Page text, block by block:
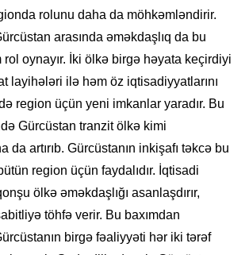
rolunu daha da möhkəmləndirir.
arasında əməkdaşlıq da bu
oynayır. İki ölkə birgə həyata keçirdiyi
layihələri ilə həm öz iqtisadiyyatlarını
region üçün yeni imkanlar yaradır. Bu
Gürcüstan tranzit ölkə kimi
da artırıb. Gürcüstanın inkişafı təkcə bu
region üçün faydalıdır. İqtisadi
ölkə əməkdaşlığı asanlaşdırır,
töhfə verir. Bu baxımdan
birgə fəaliyyəti hər iki tərəf